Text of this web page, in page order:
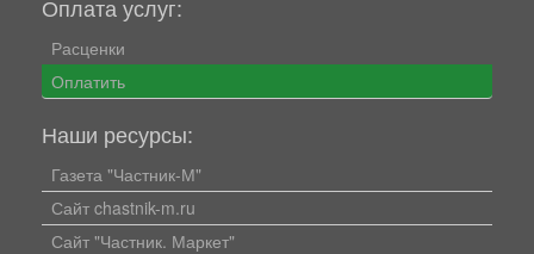
Оплата услуг:
Расценки
Оплатить
Наши ресурсы:
Газета "Частник-М"
Сайт chastnik-m.ru
Сайт "Частник. Маркет"